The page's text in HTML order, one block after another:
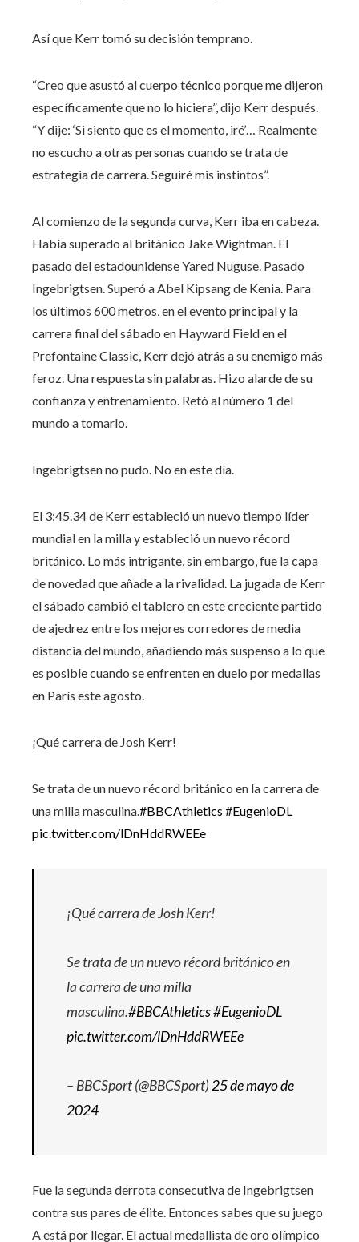
Así que Kerr tomó su decisión temprano.
“Creo que asustó al cuerpo técnico porque me dijeron
específicamente que no lo hiciera”, dijo Kerr después.
“Y dije: ‘Si siento que es el momento, iré’… Realmente
no escucho a otras personas cuando se trata de
estrategia de carrera. Seguiré mis instintos”.
Al comienzo de la segunda curva, Kerr iba en cabeza.
Había superado al británico Jake Wightman. El
pasado del estadounidense Yared Nuguse. Pasado
Ingebrigtsen. Superó a Abel Kipsang de Kenia. Para
los últimos 600 metros, en el evento principal y la
carrera final del sábado en Hayward Field en el
Prefontaine Classic, Kerr dejó atrás a su enemigo más
feroz. Una respuesta sin palabras. Hizo alarde de su
confianza y entrenamiento. Retó al número 1 del
mundo a tomarlo.
Ingebrigtsen no pudo. No en este día.
El 3:45.34 de Kerr estableció un nuevo tiempo líder
mundial en la milla y estableció un nuevo récord
británico. Lo más intrigante, sin embargo, fue la capa
de novedad que añade a la rivalidad. La jugada de Kerr
el sábado cambió el tablero en este creciente partido
de ajedrez entre los mejores corredores de media
distancia del mundo, añadiendo más suspenso a lo que
es posible cuando se enfrenten en duelo por medallas
en París este agosto.
¡Qué carrera de Josh Kerr!
Se trata de un nuevo récord británico en la carrera de
una milla masculina.#BBCAthletics #EugenioDL
pic.twitter.com/lDnHddRWEEe
¡Qué carrera de Josh Kerr!
Se trata de un nuevo récord británico en
la carrera de una milla
masculina.#BBCAthletics#EugenioDL
pic.twitter.com/lDnHddRWEEe
– BBCSport (@BBCSport) 25 de mayo de
2024
Fue la segunda derrota consecutiva de Ingebrigtsen
contra sus pares de élite. Entonces sabes que su juego
A está por llegar. El actual medallista de oro olímpico